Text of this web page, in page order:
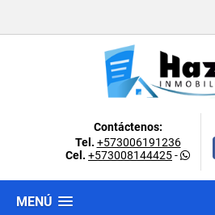
Contáctenos:
Tel. +573006191236
Cel. +573008144425-
MENÚ